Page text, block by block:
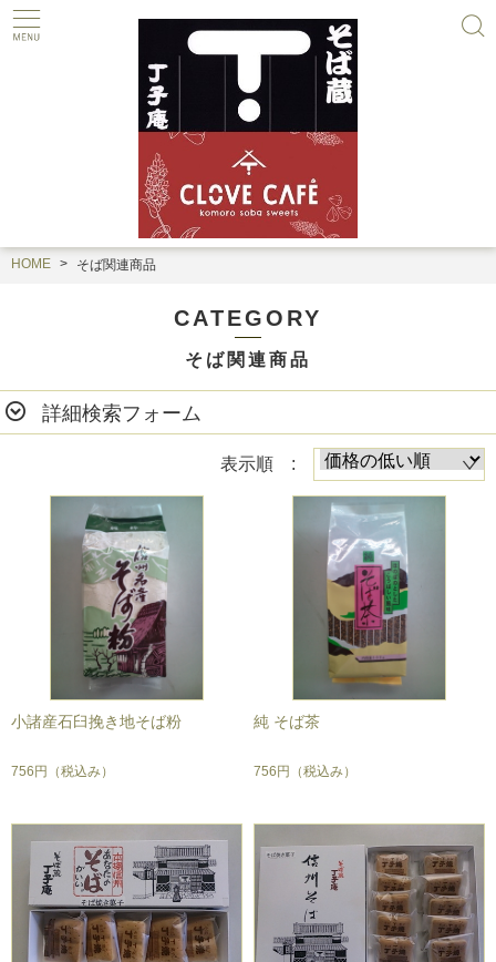
HOME そば関連商品
CATEGORY
そば関連商品
詳細検索フォーム
表示順 :
小諸産石臼挽き地そば粉
756円 （税込み）
純 そば茶
756円 （税込み）